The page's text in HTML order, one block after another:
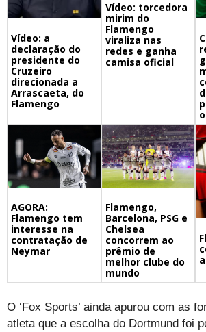
Vídeo: a
declaração do
presidente do
Cruzeiro
direcionada a
Arrascaeta, do
Flamengo
Vídeo: torcedora
mirim do
Flamengo
viraliza nas
redes e ganha
camisa oficial
AGORA:
Flamengo tem
interesse na
contratação de
Neymar
Flamengo,
Barcelona, PSG e
Chelsea
concorrem ao
prêmio de
melhor clube do
mundo
O ‘Fox Sports’ ainda apurou com as
atleta que a escolha do Dortmund foi